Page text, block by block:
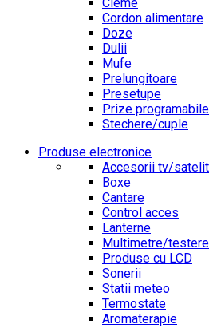
Cordon alimentare
Doze
Dulii
Mufe
Prelungitoare
Presetupe
Prize programabile
Stechere/cuple
Produse electronice
Accesorii tv/satelit
Boxe
Cantare
Control acces
Lanterne
Multimetre/testere
Produse cu LCD
Sonerii
Statii meteo
Termostate
Aromaterapie